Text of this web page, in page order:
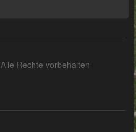
Rechte vorbehalten